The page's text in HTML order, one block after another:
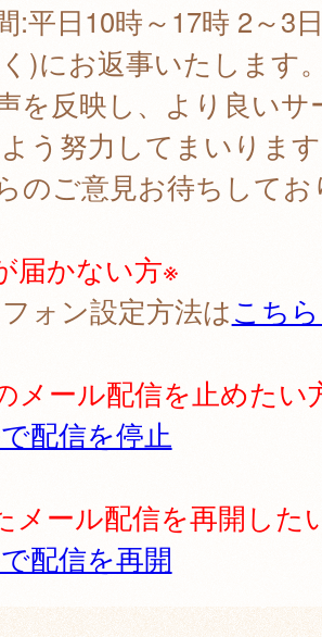
:平日10時～17時 2～3
)にお返事いたします
を反映し、より良いサ
う努力してまいりま
のご意見お待ちしてお
届かない方※
ォン設定方法はこち
メール配信を止めたい
配信を停止
メール配信を再開した
配信を再開